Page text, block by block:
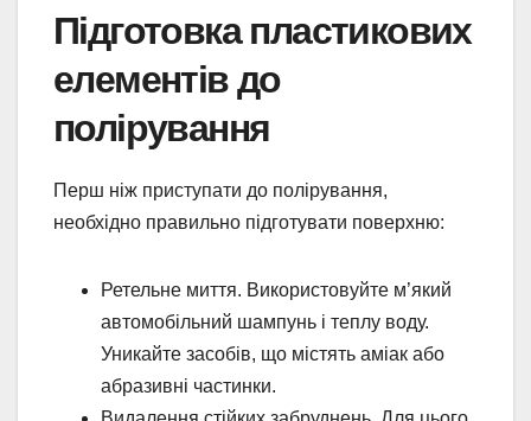
Підготовка пластикових
елементів до
полірування
Перш ніж приступати до полірування,
необхідно правильно підготувати поверхню:
Ретельне миття. Використовуйте м’який
автомобільний шампунь і теплу воду.
Уникайте засобів, що містять аміак або
абразивні частинки.